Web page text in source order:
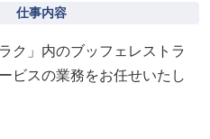
仕事内容
ク」内のブッフェレストラ
ビスの業務をお任せいたし